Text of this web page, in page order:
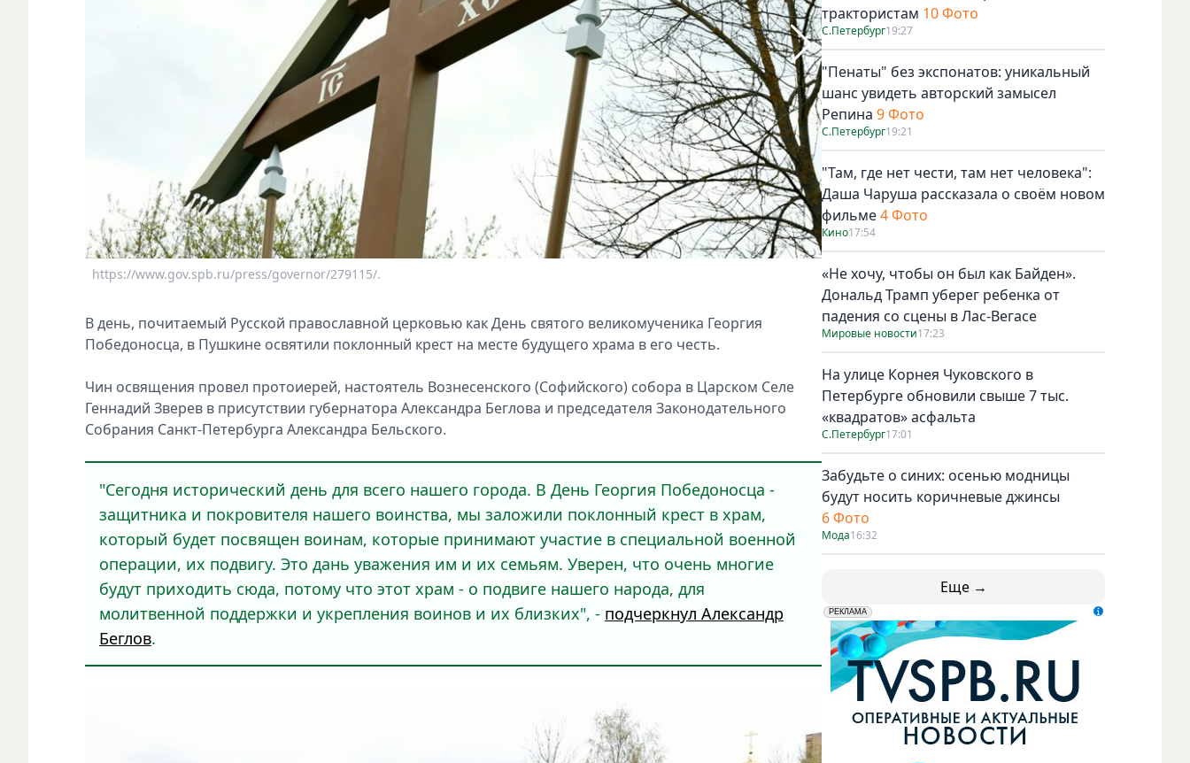
https://www.gov.spb.ru/press/governor/279115/. https://www.gov.spb.ru/press/governor/279115/.
В день, почитаемый Русской православной церковью как День святого великомученика Георгия
Победоносца, в Пушкине освятили поклонный крест на месте будущего храма в его честь.
Чин освящения провел протоиерей, настоятель Вознесенского (Софийского) собора в Царском Селе
Геннадий Зверев в присутствии губернатора Александра Беглова и председателя Законодательного
Собрания Санкт‑Петербурга Александра Бельского.
"Сегодня исторический день для всего нашего города. В День Георгия Победоносца -
защитника и покровителя нашего воинства, мы заложили поклонный крест в храм,
который будет посвящен воинам, которые принимают участие в специальной военной
операции, их подвигу. Это дань уважения им и их семьям. Уверен, что очень многие
будут приходить сюда, потому что этот храм - о подвиге нашего народа, для
молитвенной поддержки и укрепления воинов и их близких", - подчеркнул Александр
Беглов.
трактористам 10 Фото
С.Петербург19:27
"Пенаты" без экспонатов: уникальный
шанс увидеть авторский замысел
Репина 9 Фото
С.Петербург19:21
"Там, где нет чести, там нет человека":
Даша Чаруша рассказала о своём новом
фильме4 Фото
Кино17:54
«Не хочу, чтобы он был как Байден».
Дональд Трамп уберег ребенка от
падения со сцены в Лас-Вегасе
Мировые новости17:23
На улице Корнея Чуковского в
Петербурге обновили свыше 7 тыс.
«квадратов» асфальта
С.Петербург17:01
Забудьте о синих: осенью модницы
будут носить коричневые джинсы
6 Фото
Мода16:32
Еще →
erid: LdtCK5udn
РЕКЛАМА
АО "ГАТР", ИНН: 7841320717